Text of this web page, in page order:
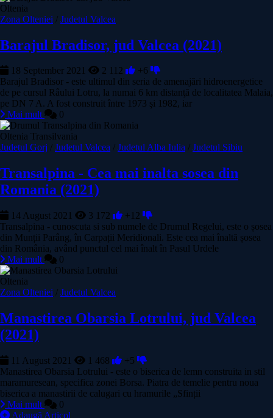
Oltenia
Zona Olteniei / Judetul Valcea
Barajul Bradisor, jud Valcea (2021)
18 September 2021 2 112
+6
Barajul Bradisor - este ultimul din seria de amenajări hidroenergetice
de pe cursul Râului Lotru, la numai 6 km distanţă de localitatea Malaia,
pe DN 7 A. A fost construit între 1973 şi 1982, iar
Mai mult
0
Oltenia Transilvania
Judetul Gorj / Judetul Valcea / Judetul Alba Iulia / Judetul Sibiu
Transalpina - Cea mai inalta sosea din
Romania (2021)
14 August 2021 3 172
+12
Transalpina - cunoscuta si sub numele de Drumul Regelui, este o șosea
din Munții Parâng, în Carpații Meridionali. Este cea mai înaltă șosea
din România, având punctul cel mai înalt în Pasul Urdele
Mai mult
0
Oltenia
Zona Olteniei / Judetul Valcea
Manastirea Obarsia Lotrului, jud Valcea
(2021)
11 August 2021 1 468
+5
Manastirea Obarsia Lotrului - este o biserica de lemn construita in stil
maramuresean, specifica zonei Borsa. Piatra de temelie pentru noua
biserica a manastirii de calugari cu hramurile „Sfinții
Mai mult
0
Adaugă Articol